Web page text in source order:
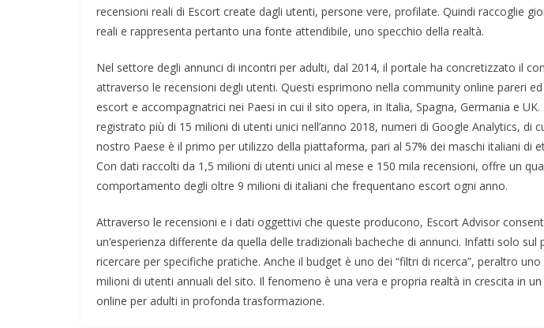
recensioni reali di Escort create dagli utenti, persone vere, profilate. Quindi raccoglie
reali e rappresenta pertanto una fonte attendibile, uno specchio della realtà.
Nel settore degli annunci di incontri per adulti, dal 2014, il portale ha concretizzato il
attraverso le recensioni degli utenti. Questi esprimono nella community online pareri
escort e accompagnatrici nei Paesi in cui il sito opera, in Italia, Spagna, Germania e
registrato più di 15 milioni di utenti unici nell’anno 2018, numeri di Google Analytics, di
nostro Paese è il primo per utilizzo della piattaforma, pari al 57% dei maschi italiani di
Con dati raccolti da 1,5 milioni di utenti unici al mese e 150 mila recensioni, offre un
comportamento degli oltre 9 milioni di italiani che frequentano escort ogni anno.
Attraverso le recensioni e i dati oggettivi che queste producono, Escort Advisor
un’esperienza differente da quella delle tradizionali bacheche di annunci. Infatti solo sul
ricercare per specifiche pratiche. Anche il budget è uno dei “filtri di ricerca”, peraltro
milioni di utenti annuali del sito. Il fenomeno è una vera e propria realtà in crescita in
online per adulti in profonda trasformazione.